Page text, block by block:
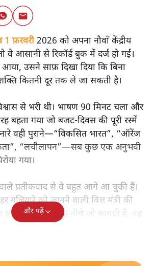
1 फ़रवरी2026 को अपना नौवाँ केंद्रीय
आसानी से रिकॉर्ड बुक में दर्ज हो गईं।
उसने साफ़ दिखा दिया कि बिना
कितनी दूर तक ले जा सकती है।
से भरी थी। भाषण 90 मिनट चला और
बहता गया जो बजट‑दिवस की पूरी रस्में
वही पुराने—“विकसित भारत”, “ऑरेंज
“लचीलापन”—सब कुछ एक अनुभवी
गया।
प्रतीकवाद से वे बहुत आगे आ चुकी हैं।
गलियारे को जानने वाली वित्त मंत्री की
इस आत्मविश्वास के नीचे जो सामग्री है, वह
भरी।
और पढ़ें